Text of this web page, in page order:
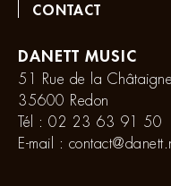
CONTACT
DANETT MUSIC
51 Rue de la
35600 Redon
Tél : 02 23 63 91 50
E-mail :